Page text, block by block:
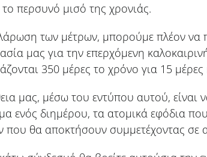
το περσυνό μισό της χρονιάς.
των μέτρων, μπορούμε πλέον να
μας για την επερχόμενη
350 μέρες το χρόνο για 15 μέρες
μας, μέσω του εντύπου αυτού, είναι
ενός διημέρου, τα ατομικά εφόδια
που θα αποκτήσουν συμμετέχοντας σε